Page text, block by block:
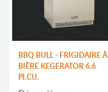
BBQ BULL - FRIGIDAIRE À
BIÈRE KEGERATOR 6.6
PI.CU.